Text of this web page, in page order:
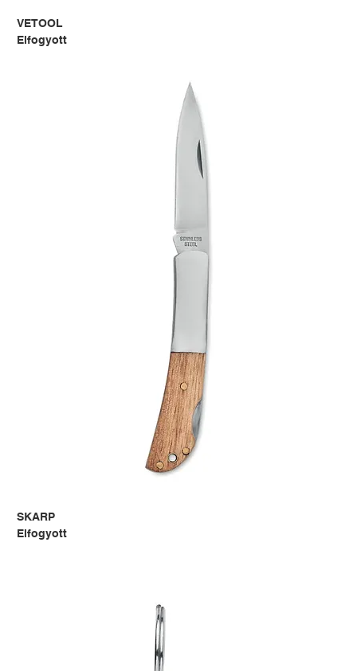
VETOOL
Elfogyott
SKARP
Elfogyott